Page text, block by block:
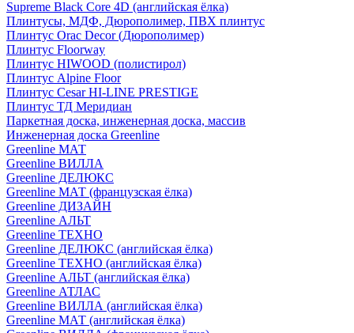
Supreme Black Core 4D (английская ёлка)
Плинтусы, МДФ, Дюрополимер, ПВХ плинтус
Плинтус Orac Decor (Дюрополимер)
Плинтус Floorway
Плинтус HIWOOD (полистирол)
Плинтус Alpine Floor
Плинтус Cesar HI-LINE PRESTIGE
Плинтус ТД Меридиан
Паркетная доска, инженерная доска, массив
Инженерная доска Greenline
Greenline МАТ
Greenline ВИЛЛА
Greenline ДЕЛЮКС
Greenline МАТ (французская ёлка)
Greenline ДИЗАЙН
Greenline АЛЬТ
Greenline ТЕХНО
Greenline ДЕЛЮКС (английская ёлка)
Greenline ТЕХНО (английская ёлка)
Greenline АЛЬТ (английская ёлка)
Greenline АТЛАС
Greenline ВИЛЛА (английская ёлка)
Greenline МАТ (английская ёлка)